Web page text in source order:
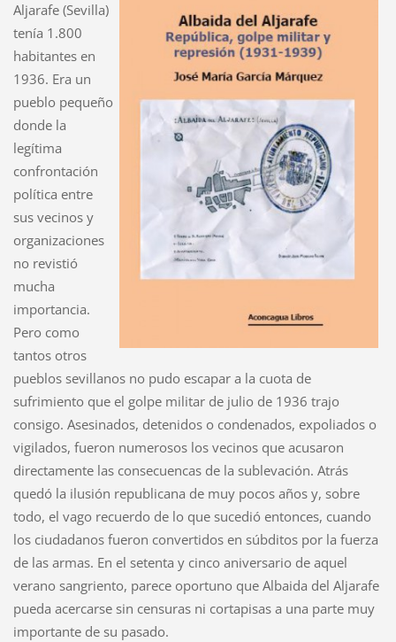
Aljarafe (Sevilla)
tenía 1.800
habitantes en
1936. Era un
pueblo pequeño
donde la
legítima
confrontación
política entre
sus vecinos y
organizaciones
no revistió
mucha
importancia.
Pero como
tantos otros
pueblos sevillanos no pudo escapar a la cuota de
sufrimiento que el golpe militar de julio de 1936 trajo
consigo. Asesinados, detenidos o condenados, expoliados o
vigilados, fueron numerosos los vecinos que acusaron
directamente las consecuencas de la sublevación. Atrás
quedó la ilusión republicana de muy pocos años y, sobre
todo, el vago recuerdo de lo que sucedió entonces, cuando
los ciudadanos fueron convertidos en súbditos por la fuerza
de las armas. En el setenta y cinco aniversario de aquel
verano sangriento, parece oportuno que Albaida del Aljarafe
pueda acercarse sin censuras ni cortapisas a una parte muy
importante de su pasado.